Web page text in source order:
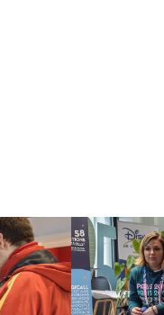
au contenu réel, cliquez
providers tiers.